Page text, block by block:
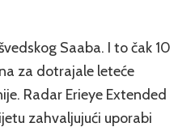
Saaba. I to čak 10
za dotrajale leteće
Radar Erieye Extended
zahvaljujući uporabi